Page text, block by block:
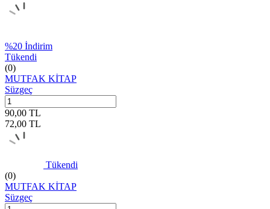
%20 İndirim
Tükendi
(0)
MUTFAK KİTAP
Süzgeç
90,00 TL
72,00 TL
Tükendi
(0)
MUTFAK KİTAP
Süzgeç